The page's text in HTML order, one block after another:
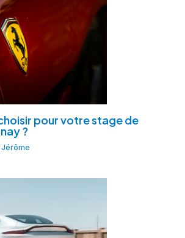
pour votre stage de
?
Jérôme